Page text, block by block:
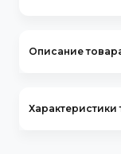
Описание
Характеристики